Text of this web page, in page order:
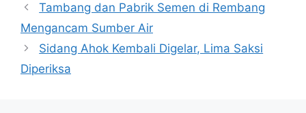
Tambang dan Pabrik Semen di Rembang
Mengancam Sumber Air
Sidang Ahok Kembali Digelar, Lima Saksi
Diperiksa